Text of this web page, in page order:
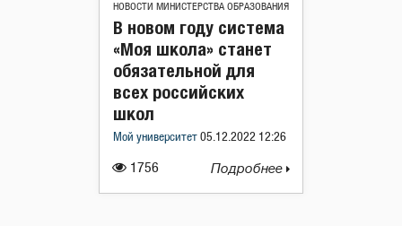
НОВОСТИ МИНИСТЕРСТВА ОБРАЗОВАНИЯ
1756
В новом году система
«Моя школа» станет
обязательной для
всех российских
школ
Мой университет 05.12.2022 12:26
Подробнее